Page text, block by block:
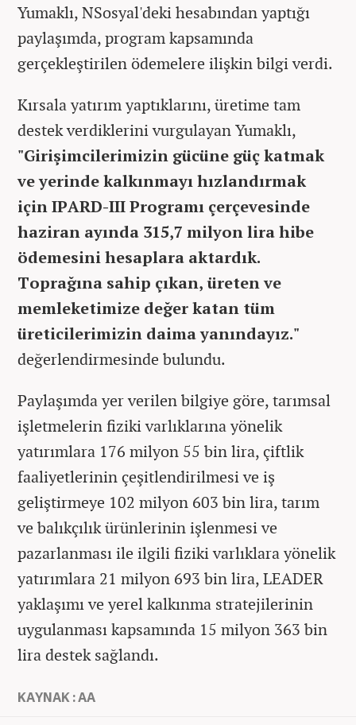
Yumaklı, NSosyal'deki hesabından yaptığı
paylaşımda, program kapsamında
gerçekleştirilen ödemelere ilişkin bilgi verdi.
Kırsala yatırım yaptıklarını, üretime tam
destek verdiklerini vurgulayan Yumaklı,
"Girişimcilerimizin gücüne güç katmak
ve yerinde kalkınmayı hızlandırmak
için IPARD-III Programı çerçevesinde
haziran ayında 315,7 milyon lira hibe
ödemesini hesaplara aktardık.
Toprağına sahip çıkan, üreten ve
memleketimize değer katan tüm
üreticilerimizin daima yanındayız."
değerlendirmesinde bulundu.
Paylaşımda yer verilen bilgiye göre, tarımsal
işletmelerin fiziki varlıklarına yönelik
yatırımlara 176 milyon 55 bin lira, çiftlik
faaliyetlerinin çeşitlendirilmesi ve iş
geliştirmeye 102 milyon 603 bin lira, tarım
ve balıkçılık ürünlerinin işlenmesi ve
pazarlanması ile ilgili fiziki varlıklara yönelik
yatırımlara 21 milyon 693 bin lira, LEADER
yaklaşımı ve yerel kalkınma stratejilerinin
uygulanması kapsamında 15 milyon 363 bin
lira destek sağlandı.
KAYNAK : AA